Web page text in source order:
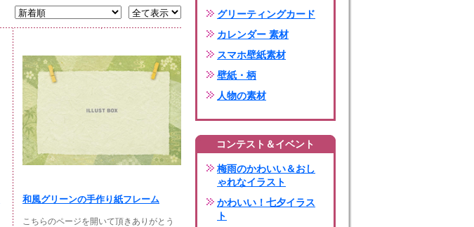
和風グリーンの手作り紙フレーム
こちらのページを開いて頂きありがとう
グリーティングカード
カレンダー 素材
スマホ壁紙素材
壁紙・柄
人物の素材
コンテスト＆イベント
梅雨のかわいい＆おし
ゃれなイラスト
かわいい！七夕イラス
ト